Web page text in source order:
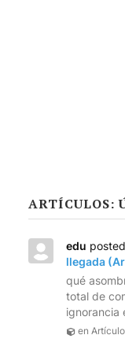
ARTÍCULOS:
edu
llegada
qué
total de
ignorancia
en